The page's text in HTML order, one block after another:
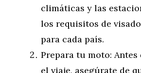
climáticas y las
los requisitos de
para cada país.
Prepara tu moto: Antes
el viaje, asegúrate de